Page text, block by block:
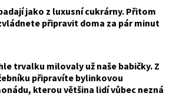
jako z luxusní cukrárny. Přitom
připravit doma za pár minut
trvalku milovaly už naše babičky. Z
připravíte bylinkovou
kterou většina lidí vůbec nezná